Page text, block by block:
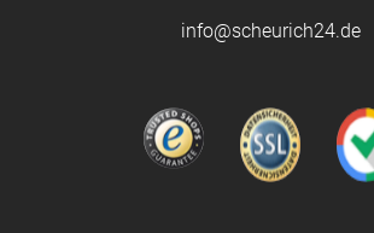
info@scheurich24.de